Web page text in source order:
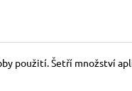
použití.Šetří množství